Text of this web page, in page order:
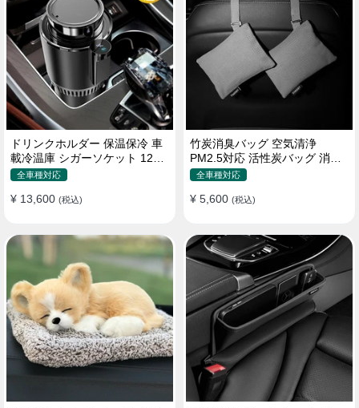
ドリンクホルダー 保温保冷 車
載冷温庫 シガーソケット 12V
車用 車中泊
全車種対応
¥ 13,600 (税込)
竹炭消臭バッグ 空気清浄
PM2.5対応 活性炭バッグ 消臭
車用 デオドラント 繰り返し使
全車種対応
¥ 5,600 (税込)